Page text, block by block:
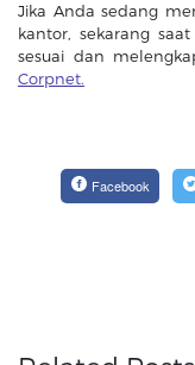
Jika Anda sedang
kantor, sekarang
sesuai dan
Corpnet.
Facebook